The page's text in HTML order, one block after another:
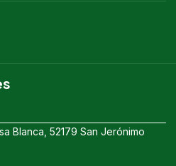
Blanca, 52179 San Jerónimo